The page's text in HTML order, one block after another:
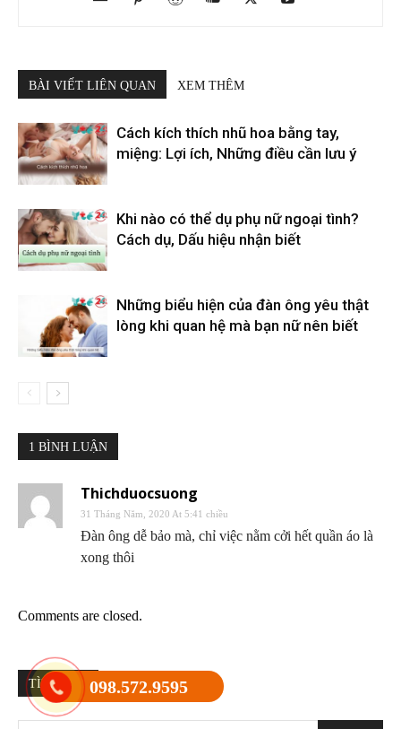
BÀI VIẾT LIÊN QUAN XEM THÊM
Cách kích thích nhũ hoa bằng tay,
miệng: Lợi ích, Những điều cần lưu ý
Khi nào có thể dụ phụ nữ ngoại tình?
Cách dụ, Dấu hiệu nhận biết
Những biểu hiện của đàn ông yêu thật
lòng khi quan hệ mà bạn nữ nên biết
1 BÌNH LUẬN
Thichduocsuong
31 Tháng Năm, 2020 At 5:41 chiều
Đàn ông dễ bảo mà, chỉ việc nằm cởi hết quần áo là
xong thôi
Comments are closed.
TÌM KIẾM 098.572.9595